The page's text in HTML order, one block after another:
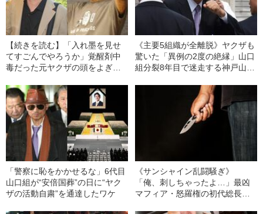
【続きを読む】「入れ墨を見せ
てすごんでやろうか」覚醒剤中
毒だった元ヤクザの頭をよぎっ
一の理由 《元ヤクザの牧師＆
ヤクザ研究者対談》
《主要5組織が全離脱》ヤクザも
驚いた「異例の2度の絶縁」山口
組分裂8年目で迷走する神戸山口
「警察に恥をかかせるな」6代目
山口組が“安倍国葬”の日に“ヤク
ザの活動自粛”を通達したワケ
《サンシャイン乱闘騒ぎ》
「俺、刺しちゃったよ…」最凶
マフィア・怒羅権の初代総長が